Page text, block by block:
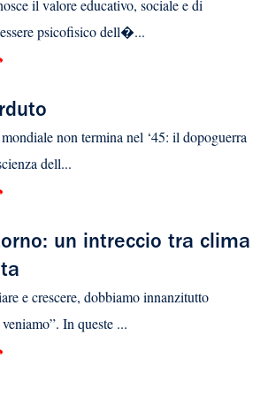
il valore educativo, sociale e di
psicofisico dell�...
non termina nel ‘45: il dopoguerra
dell...
un intreccio tra clima
e crescere, dobbiamo innanzitutto
In queste ...